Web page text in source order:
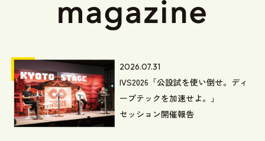
2026.07.31
IVS2026「公設試を使い倒せ。ディ
ープテックを加速せよ。」
セッション開催報告